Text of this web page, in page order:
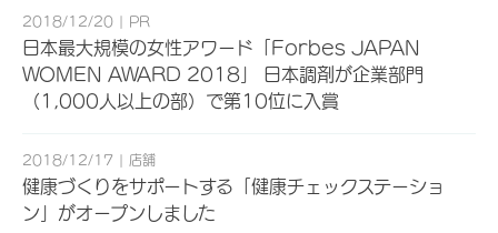
2018/12/20 PR
日本最大規模の女性アワード「Forbes JAPAN
WOMEN AWARD 2018」 日本調剤が企業部門
（1,000人以上の部）で第10位に入賞
2018/12/17 店舗
健康づくりをサポートする「健康チェックステーショ
ン」がオープンしました